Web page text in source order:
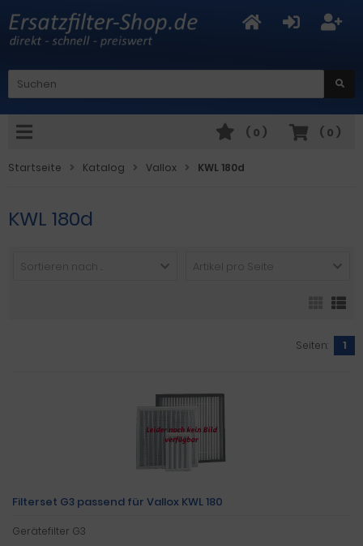
( 0 )
( 0 )
Startseite Katalog Vallox KWL 180d
KWL 180d
Sortieren nach ... Artikel pro Seite
Seiten: 1
Filterset G3 passend für Vallox KWL 180
Gerätefilter G3